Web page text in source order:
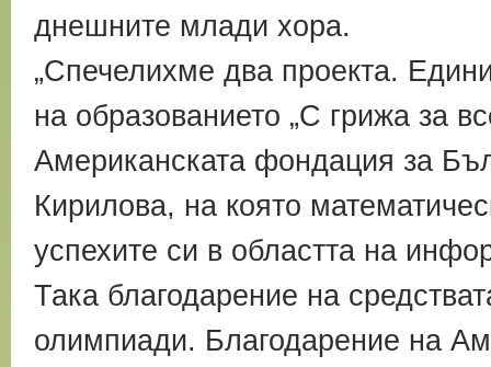
днешните млади хора.
„Спечелихме два проекта.
на образованието „С грижа за
Американската фондация за
Кирилова, на която
успехите си в областта на
Така благодарение на
олимпиади. Благодарение на